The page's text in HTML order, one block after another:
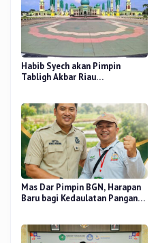
Habib Syech akan Pimpin
Tabligh Akbar Riau
Mas Dar Pimpin BGN, Harapan
Baru bagi Kedaulatan Pangan